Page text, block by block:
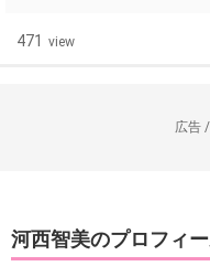
471 view
広告
河西智美のプロフィ